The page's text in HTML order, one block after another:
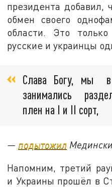
президента добавил,
обмен своего
области. Это
русские и украинцы
Слава Богу, мы в
занимались
плен на I и II сорт,
— подытожил
Напомним, третий
и Украины прошёл в